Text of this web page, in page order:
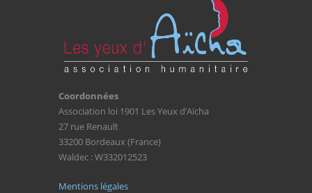
Coordonnées
Association loi 1901 Les Yeux d’Aïcha
27 rue Renault
33200 Bordeaux (France)
Waldec : W332012523
Mentions légales